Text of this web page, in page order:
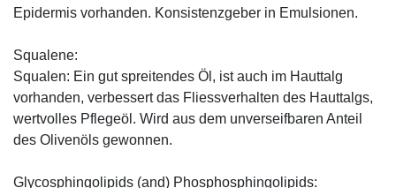
Epidermis vorhanden. Konsistenzgeber in Emulsionen.
Squalene:
Squalen: Ein gut spreitendes Öl, ist auch im Hauttalg
vorhanden, verbessert das Fliessverhalten des Hauttalgs,
wertvolles Pflegeöl. Wird aus dem unverseifbaren Anteil
des Olivenöls gewonnen.
Glycosphingolipids (and) Phosphosphingolipids: